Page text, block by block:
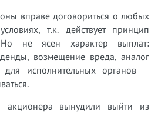
вправе договориться о любых
т.к. действует принцип
не ясен характер выплат:
возмещение вреда, аналог
для исполнительных органов –
акционера вынудили выйти из